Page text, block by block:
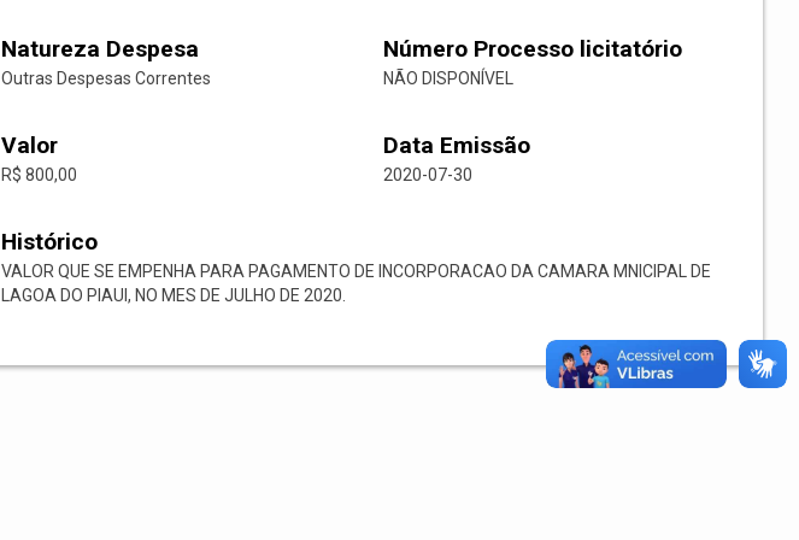
Natureza Despesa
Outras Despesas Correntes
Número Processo licitatório
NÃO DISPONÍVEL
Valor
R$ 800,00
Data Emissão
2020-07-30
Histórico
VALOR QUE SE EMPENHA PARA PAGAMENTO DE INCORPORACAO DA CAMARA MNICIPAL DE
LAGOA DO PIAUI, NO MES DE JULHO DE 2020.